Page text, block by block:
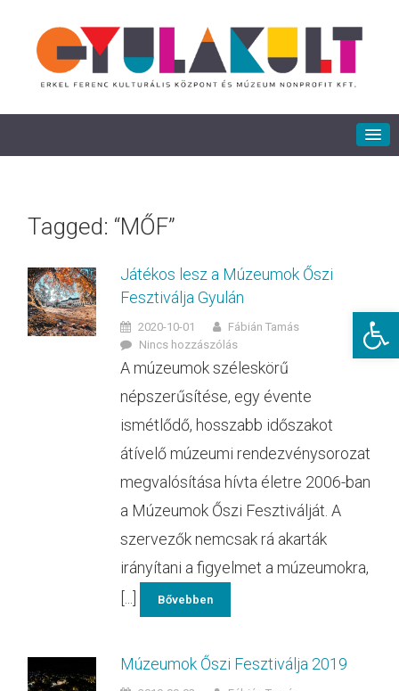
Tagged: “MŐF”
Játékos lesz a Múzeumok Őszi
Fesztiválja Gyulán
2020-10-01
Fábián Tamás
Nincs hozzászólás
A múzeumok széleskörű
népszerűsítése, egy évente
ismétlődő, hosszabb időszakot
átívelő múzeumi rendezvénysorozat
megvalósítása hívta életre 2006-ban
a Múzeumok Őszi Fesztiválját. A
szervezők nemcsak rá akarták
irányítani a figyelmet a múzeumokra,
Bővebben
Múzeumok Őszi Fesztiválja 2019